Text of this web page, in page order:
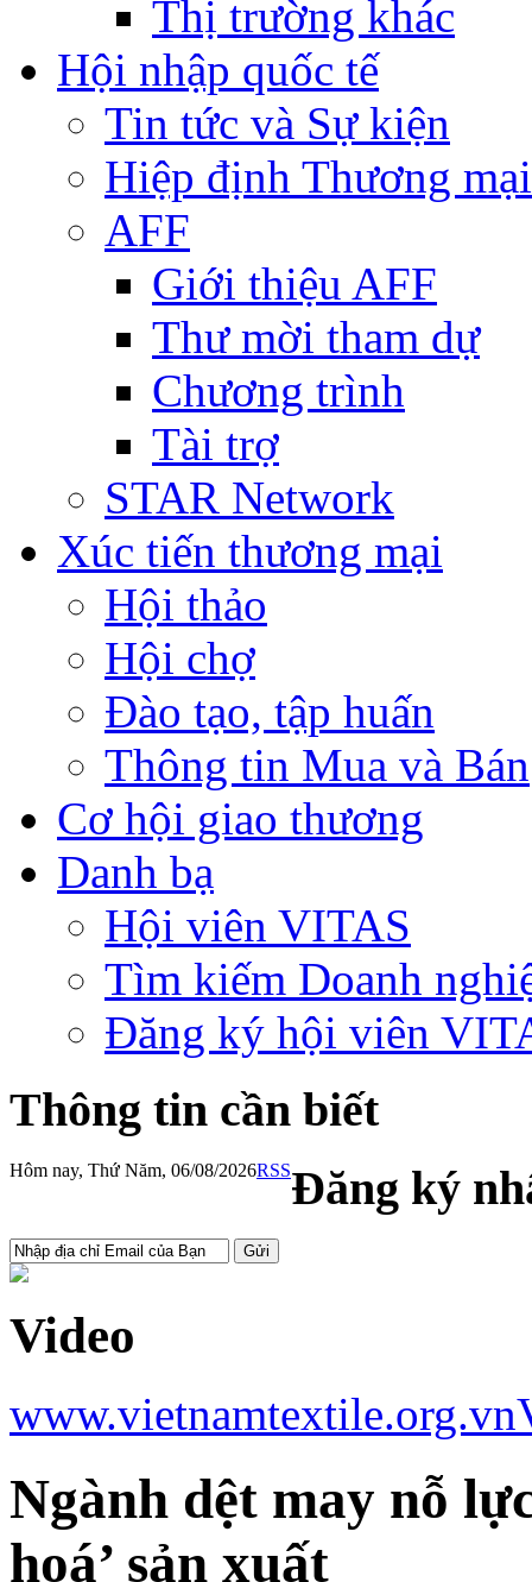
Thị trường khác
Hội nhập quốc tế
Tin tức và Sự kiện
Hiệp định Thương
AFF
Giới thiệu AFF
Thư mời tham dự
Chương trình
Tài trợ
STAR Network
Xúc tiến thương mại
Hội thảo
Hội chợ
Đào tạo, tập huấn
Thông tin Mua và Bán
Cơ hội giao thương
Danh bạ
Hội viên VITAS
Tìm kiếm Doanh
Đăng ký hội viên
Thông tin cần biết
Hôm nay, Thứ Năm, 06/08/2026RSSĐăng ký
Video
www.vietnamtextile.org.vn
Ngành dệt may nỗ
hoá’ sản xuất